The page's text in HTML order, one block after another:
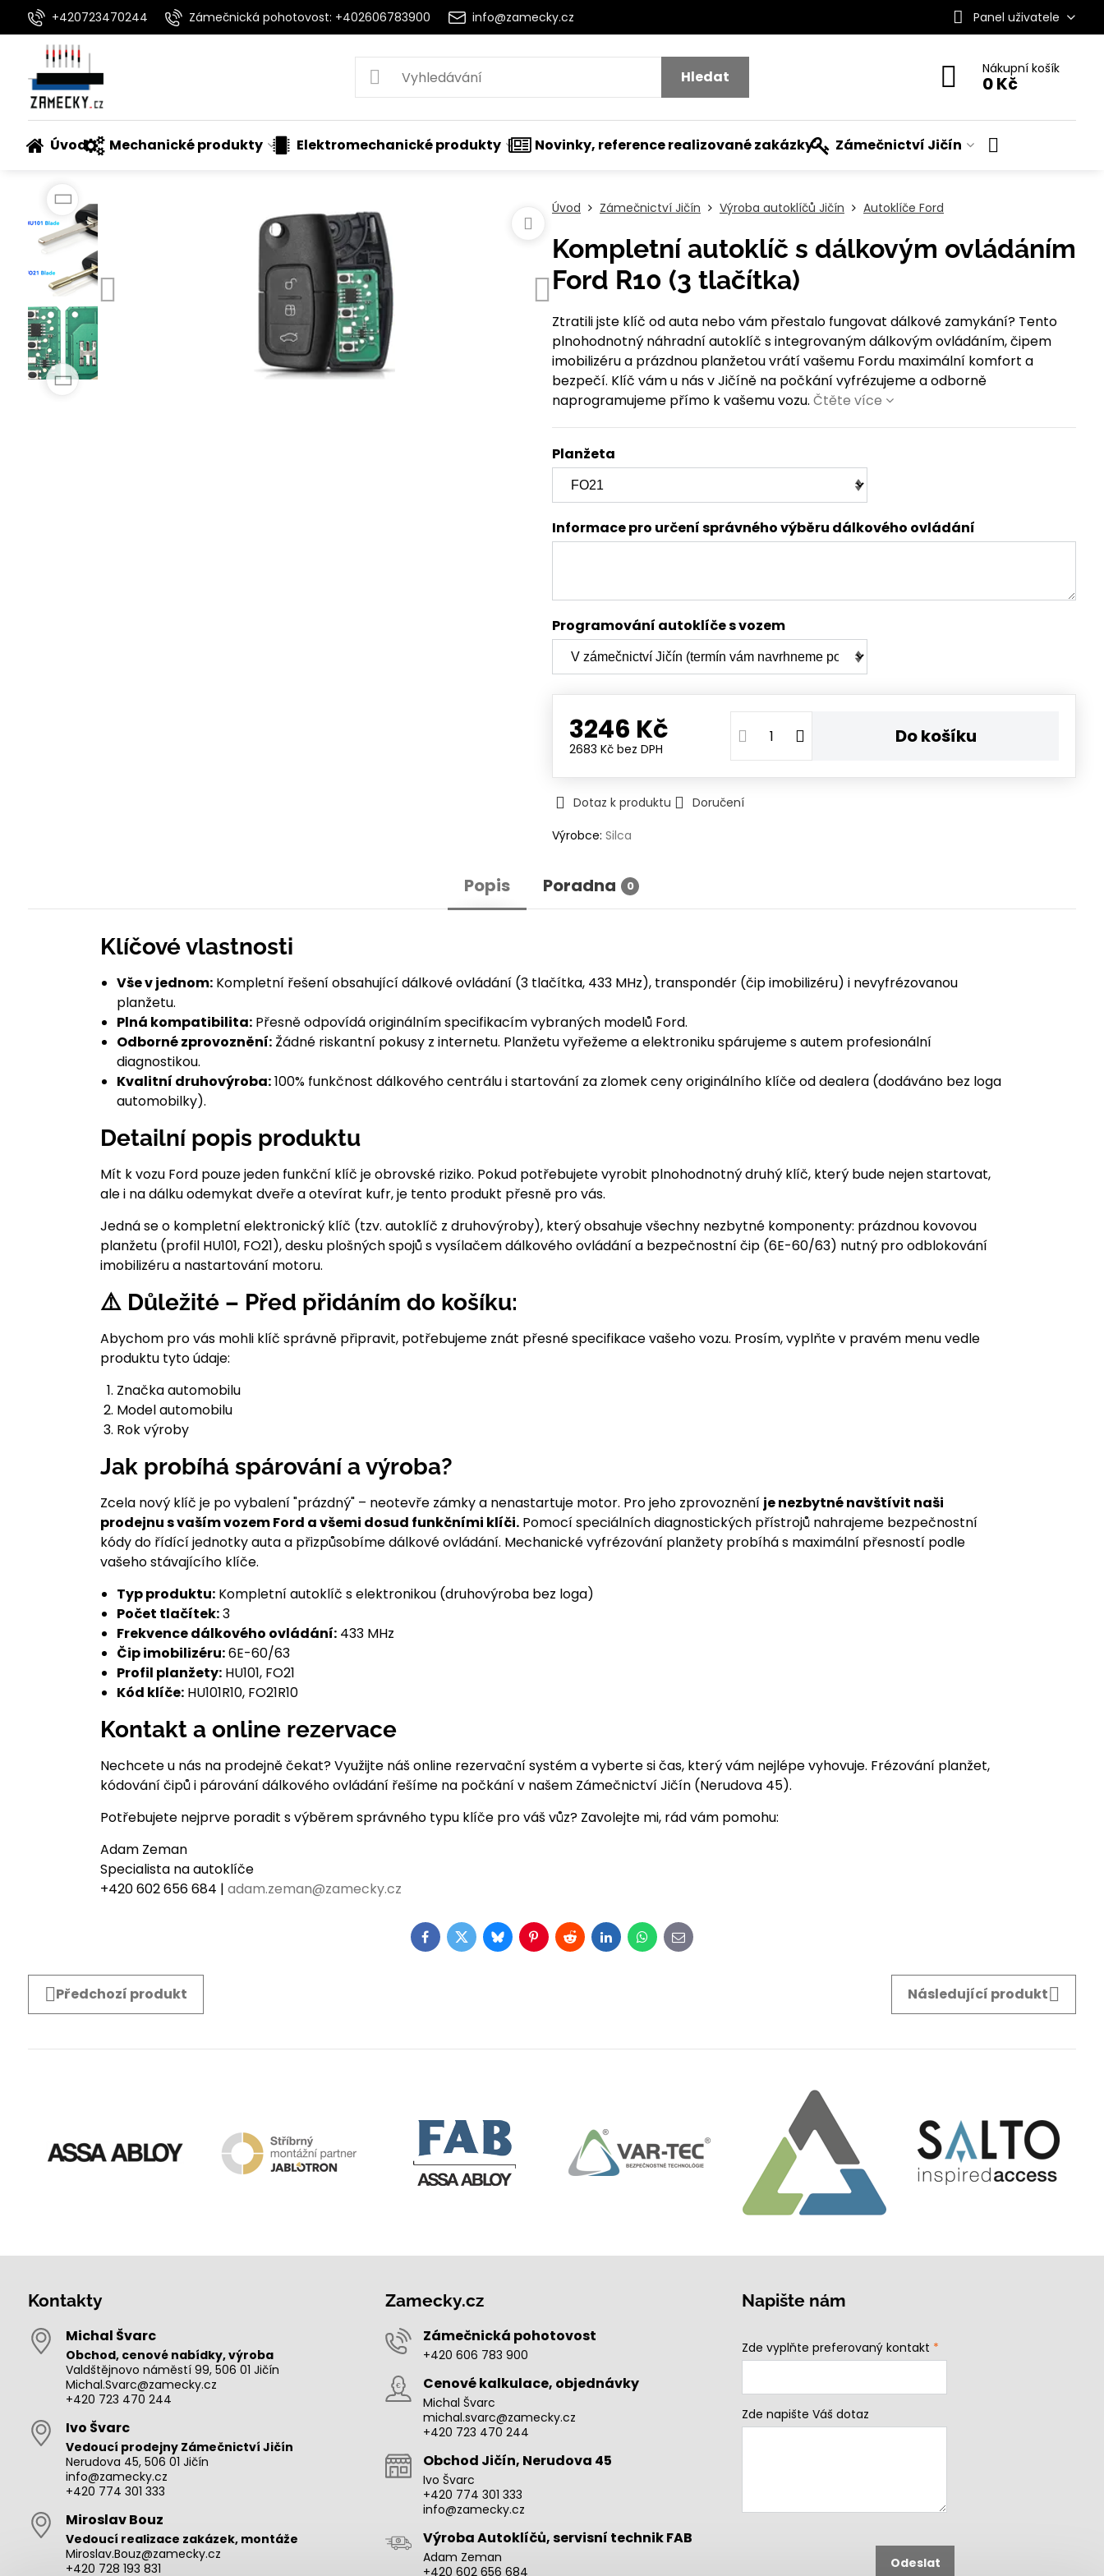
+420723470244 Zámečnická pohotovost: +402606783900 info@zamecky.cz Panel uživatele
Hledat Nákupní košík
0 Kč
Úvod Mechanické produkty Elektromechanické produkty Novinky, reference realizované zakázky Zámečnictví Jičín
Úvod Zámečnictví Jičín Výroba autoklíčů Jičín Autoklíče Ford
Kompletní autoklíč s dálkovým ovládáním
Ford R10 (3 tlačítka)
Ztratili jste klíč od auta nebo vám přestalo fungovat dálkové zamykání? Tento
plnohodnotný náhradní autoklíč s integrovaným dálkovým ovládáním, čipem
imobilizéru a prázdnou planžetou vrátí vašemu Fordu maximální komfort a
bezpečí. Klíč vám u nás v Jičíně na počkání vyfrézujeme a odborně
naprogramujeme přímo k vašemu vozu. Čtěte více
Planžeta
Informace pro určení správného výběru dálkového ovládání
Programování autoklíče s vozem
3246 Kč
2683 Kč bez DPH
Do košíku
Dotaz k produktu
Doručení
Výrobce: Silca
Popis Poradna 0
Klíčové vlastnosti
Vše v jednom:Kompletní řešení obsahující dálkové ovládání (3 tlačítka, 433 MHz), transpondér (čip imobilizéru) i nevyfrézovanou
planžetu.
Plná kompatibilita:Přesně odpovídá originálním specifikacím vybraných modelů Ford.
Odborné zprovoznění:Žádné riskantní pokusy z internetu. Planžetu vyřežeme a elektroniku spárujeme s autem profesionální
diagnostikou.
Kvalitní druhovýroba:100% funkčnost dálkového centrálu i startování za zlomek ceny originálního klíče od dealera (dodáváno bez loga
automobilky).
Detailní popis produktu
Mít k vozu Ford pouze jeden funkční klíč je obrovské riziko. Pokud potřebujete vyrobit plnohodnotný druhý klíč, který bude nejen startovat,
ale i na dálku odemykat dveře a otevírat kufr, je tento produkt přesně pro vás.
Jedná se o kompletní elektronický klíč (tzv. autoklíč z druhovýroby), který obsahuje všechny nezbytné komponenty: prázdnou kovovou
planžetu (profil HU101, FO21), desku plošných spojů s vysílačem dálkového ovládání a bezpečnostní čip (6E-60/63) nutný pro odblokování
imobilizéru a nastartování motoru.
⚠️ Důležité – Před přidáním do košíku:
Abychom pro vás mohli klíč správně připravit, potřebujeme znát přesné specifikace vašeho vozu. Prosím, vyplňte v pravém menu vedle
produktu tyto údaje:
Značka automobilu
Model automobilu
Rok výroby
Jak probíhá spárování a výroba?
Zcela nový klíč je po vybalení "prázdný" – neotevře zámky a nenastartuje motor. Pro jeho zprovoznění je nezbytné navštívit naši
prodejnu s vaším vozem Ford a všemi dosud funkčními klíči.Pomocí speciálních diagnostických přístrojů nahrajeme bezpečnostní
kódy do řídící jednotky auta a přizpůsobíme dálkové ovládání. Mechanické vyfrézování planžety probíhá s maximální přesností podle
vašeho stávajícího klíče.
Typ produktu:Kompletní autoklíč s elektronikou (druhovýroba bez loga)
Počet tlačítek:3
Frekvence dálkového ovládání:433 MHz
Čip imobilizéru:6E-60/63
Profil planžety:HU101, FO21
Kód klíče:HU101R10, FO21R10
Kontakt a online rezervace
Nechcete u nás na prodejně čekat? Využijte náš online rezervační systém a vyberte si čas, který vám nejlépe vyhovuje. Frézování planžet,
kódování čipů i párování dálkového ovládání řešíme na počkání v našem Zámečnictví Jičín (Nerudova 45).
Potřebujete nejprve poradit s výběrem správného typu klíče pro váš vůz? Zavolejte mi, rád vám pomohu:
Adam Zeman
Specialista na autoklíče
+420 602 656 684 | adam.zeman@zamecky.cz
Facebook
TwitterBlueskyPinterest
RedditLinkedInWhatsApp
E-
mail
Předchozí produkt Následující produkt
Kontakty
Michal Švarc
Obchod, cenové nabídky, výroba
Valdštějnovo náměstí 99, 506 01 Jičín
Michal.Svarc@zamecky.cz
+420 723 470 244
Ivo Švarc
Vedoucí prodejny Zámečnictví Jičín
Nerudova 45, 506 01 Jičín
info@zamecky.cz
+420 774 301 333
Miroslav Bouz
Vedoucí realizace zakázek, montáže
Miroslav.Bouz@zamecky.cz
+420 728 193 831
Zamecky.cz
Zámečnická pohotovost
+420 606 783 900
Cenové kalkulace, objednávky
Michal Švarc
michal.svarc@zamecky.cz
+420 723 470 244
Obchod Jičín, Nerudova 45
Ivo Švarc
+420 774 301 333
info@zamecky.cz
Výroba Autoklíčů, servisní technik FAB
Adam Zeman
+420 602 656 684
Napište nám
Zde vyplňte preferovaný kontakt *
Zde napište Váš dotaz
Odeslat